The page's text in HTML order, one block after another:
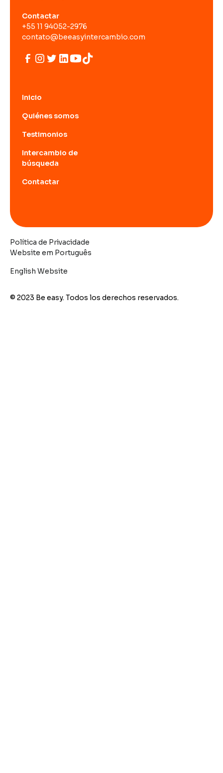
Contactar
+55 11 94052-2976
contato@beeasyintercambio.com
Inicio
Quiénes somos
Testimonios
Intercambio de
búsqueda
Contactar
© 2023 Be easy. Todos los derechos reservados.
Website em Português
English Website
Política de Privacidade